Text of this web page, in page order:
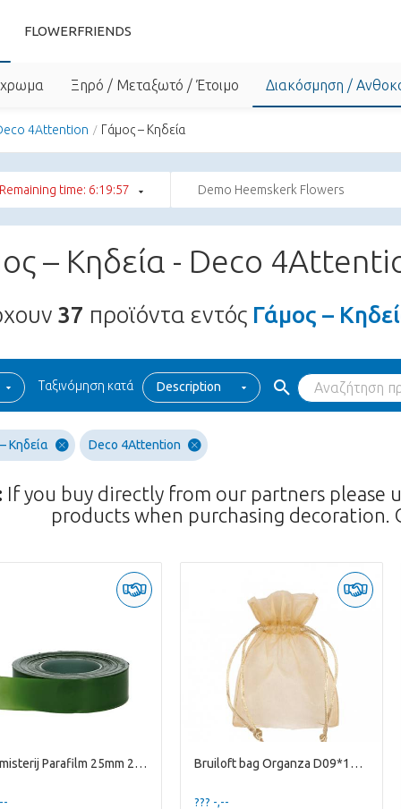
FLOWERFRIENDS
Ξηρό / Μεταξωτό / Έτοιμο Διακόσμηση /
4Attention Γάμος – Κηδεία
Remaining time: 6:19:56 Demo Heemskerk Flowers
– Κηδεία - Deco
37 προϊόντα εντός Γάμος –
Ταξινόμηση κατά Description
Κηδεία Deco 4Attention
If you buy directly from our partners please
products when purchasing
Bloemisterij Parafilm 25mm 27m Bruiloft bag Organza D09*12cm
??? -,--